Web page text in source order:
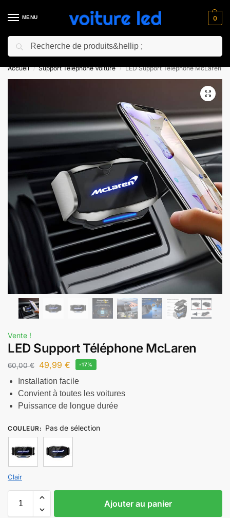
MENU 0
⚡ 10% de réduction pour les nouveaux clients avec le code “NC10”
Accueil / Support Téléphone Voiture / LED Support Téléphone McLaren
Vente !
LED Support Téléphone McLaren
60,00€ 49,99 € -17%
Installation facile
Convient à toutes les voitures
Puissance de longue durée
COULEUR: Pas de sélection
Clair
Ajouter au panier